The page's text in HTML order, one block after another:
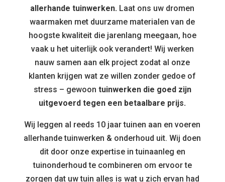
allerhande tuinwerken. Laat ons uw dromen
waarmaken met duurzame materialen van de
hoogste kwaliteit die jarenlang meegaan, hoe
vaak u het uiterlijk ook verandert! Wij werken
nauw samen aan elk project zodat al onze
klanten krijgen wat ze willen zonder gedoe of
stress – gewoon tuinwerken die goed zijn
uitgevoerd tegen een betaalbare prijs.
Wij leggen al reeds 10 jaar tuinen aan en voeren
allerhande tuinwerken & onderhoud uit. Wij doen
dit door onze expertise in tuinaanleg en
tuinonderhoud te combineren om ervoor te
zorgen dat uw tuin alles is wat u zich ervan had